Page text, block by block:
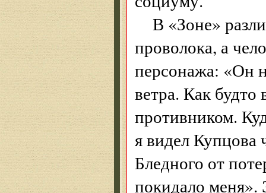
В «Зоне»
проволока, а
персонажа: «Он
ветра. Как будто
противником.
я видел Купцова
Бледного от
покидало меня».